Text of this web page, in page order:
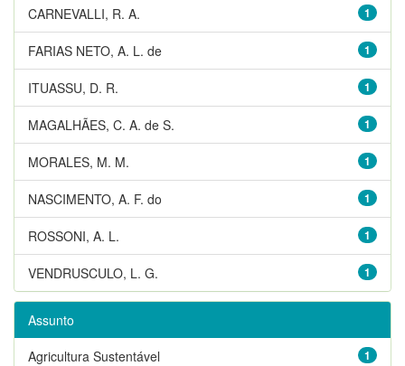
1
CARNEVALLI, R. A.
1
FARIAS NETO, A. L. de
1
ITUASSU, D. R.
1
MAGALHÃES, C. A. de S.
1
MORALES, M. M.
1
NASCIMENTO, A. F. do
1
ROSSONI, A. L.
1
VENDRUSCULO, L. G.
Assunto
1
Agricultura Sustentável